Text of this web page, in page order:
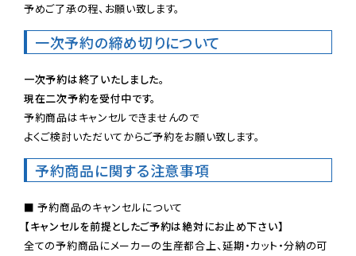
予めご了承の程、お願い致します。
一次予約の締め切りについて
一次予約は終了いたしました。
現在二次予約を受付中です。
予約商品はキャンセルできませんので
よくご検討いただいてからご予約をお願い致します。
予約商品に関する注意事項
【キャンセルを前提としたご予約は絶対にお止め下さい】
全ての予約商品にメーカーの生産都合上、延期・カット・分納の可